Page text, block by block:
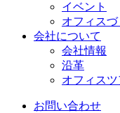
イベント
オフィス
会社について
会社情報
沿革
オフィスツ
お問い合わせ